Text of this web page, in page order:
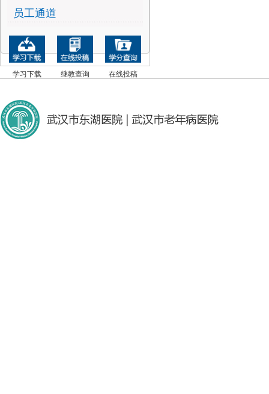
员工通道
学习下载 继教查询 在线投稿